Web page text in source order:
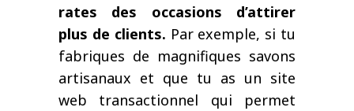
rates des occasions d’attirer
plus de clients. Par exemple, si tu
fabriques de magnifiques savons
artisanaux et que tu as un site
web transactionnel qui permet